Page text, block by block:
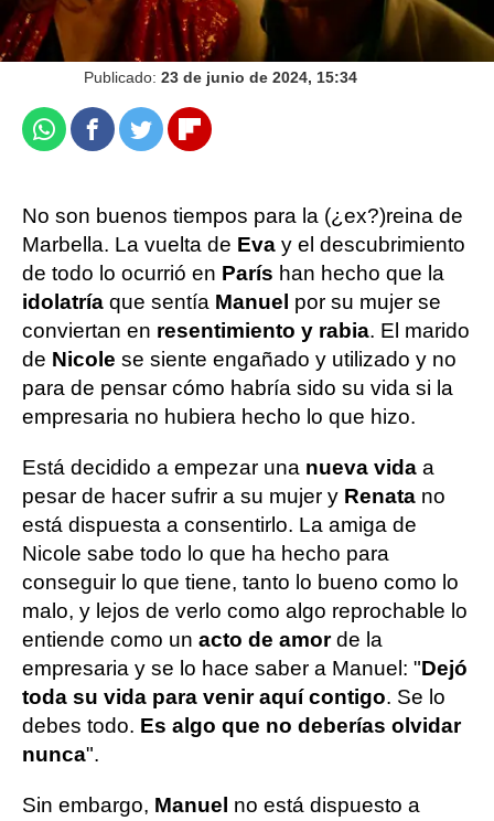
Guillermo García Maroto
Publicado: 23 de junio de 2024, 15:34
WhatsappFacebook
TwitterFlipboard
No son buenos tiempos para la (¿ex?)reina de
Marbella. La vuelta de Eva y el descubrimiento
de todo lo ocurrió en París han hecho que la
idolatría que sentía Manuel por su mujer se
conviertan en resentimiento y rabia. El marido
de Nicole se siente engañado y utilizado y no
para de pensar cómo habría sido su vida si la
empresaria no hubiera hecho lo que hizo.
Está decidido a empezar una nueva vida a
pesar de hacer sufrir a su mujer y Renata no
está dispuesta a consentirlo. La amiga de
Nicole sabe todo lo que ha hecho para
conseguir lo que tiene, tanto lo bueno como lo
malo, y lejos de verlo como algo reprochable lo
entiende como un acto de amorde la
empresaria y se lo hace saber a Manuel: "Dejó
toda su vida para venir aquí contigo. Se lo
debes todo. Es algo que no deberías olvidar
nunca".
Sin embargo, Manuel no está dispuesto a